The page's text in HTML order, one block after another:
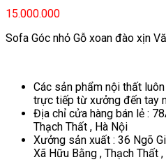
15.000.000
Sofa Góc nhỏ Gỗ xoan đào xịn
Các sản phẩm nội thất
trực tiếp từ xưởng đến tay
Địa chỉ cửa hàng bán lẻ :
Thạch Thất , Hà Nội
Xưởng sản xuất : 36 Ngõ
Xã Hữu Bằng , Thạch Thất